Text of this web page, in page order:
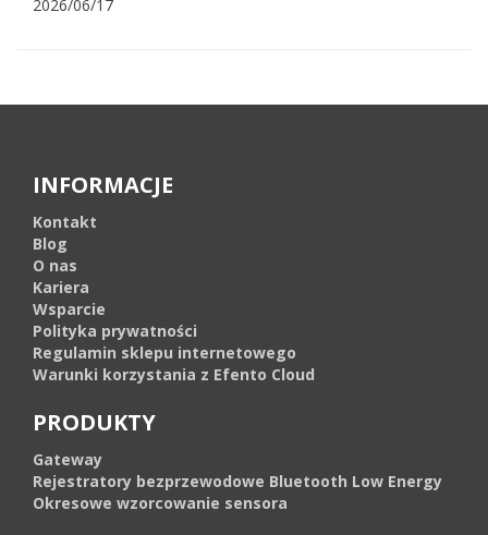
2026/06/17
INFORMACJE
Kontakt
Blog
O nas
Kariera
Wsparcie
Polityka prywatności
Regulamin sklepu internetowego
Warunki korzystania z Efento Cloud
PRODUKTY
Gateway
Rejestratory bezprzewodowe Bluetooth Low Energy
Okresowe wzorcowanie sensora